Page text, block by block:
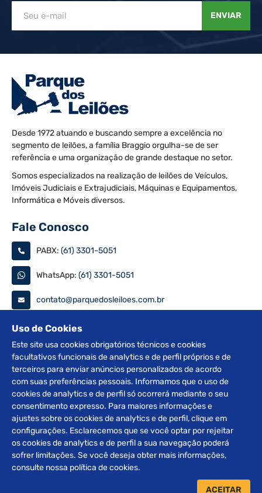
ENVIAR
Desde 1972 atuando e buscando sempre a excelência no
segmento de leilões, a família Braggio orgulha-se de ser
referência e uma organização de grande destaque no setor.
Somos especializados na realização de leilões de Veículos,
Imóveis Judiciais e Extrajudiciais, Máquinas e Equipamentos,
Informática e Móveis diversos.
Fale Conosco
PABX: (61) 3301-5051
WhatsApp: (61) 3301-5051
contato@parquedosleiloes.com.br
Consulte seu documento
PESQUISAR
Siga nas redes
2012 © Copyright Parque dos Leilões. Desenvolvido por
Uso de Cookies
Este site usa cookies obrigatórios técnicos e cookies
facultativos funcionais de analytics e de perfil próprios e de
terceiros para enviar anúncios personalizados de acordo
com suas preferências pessoais. Informamos que o uso de
cookies de analytics e de perfil só ocorrerá mediante o seu
consentimento expresso. Para maiores informações e
ajustes sobre os cookies de analytics e de perfil, clique em
configurações. Esclarecemos que se você optar por rejeitar
os cookies de analytics e de perfil a sua navegação poderá
sofrer limitações. Se você deseja obter mais informações,
consulte nossa política de cookies.
ACEITAR